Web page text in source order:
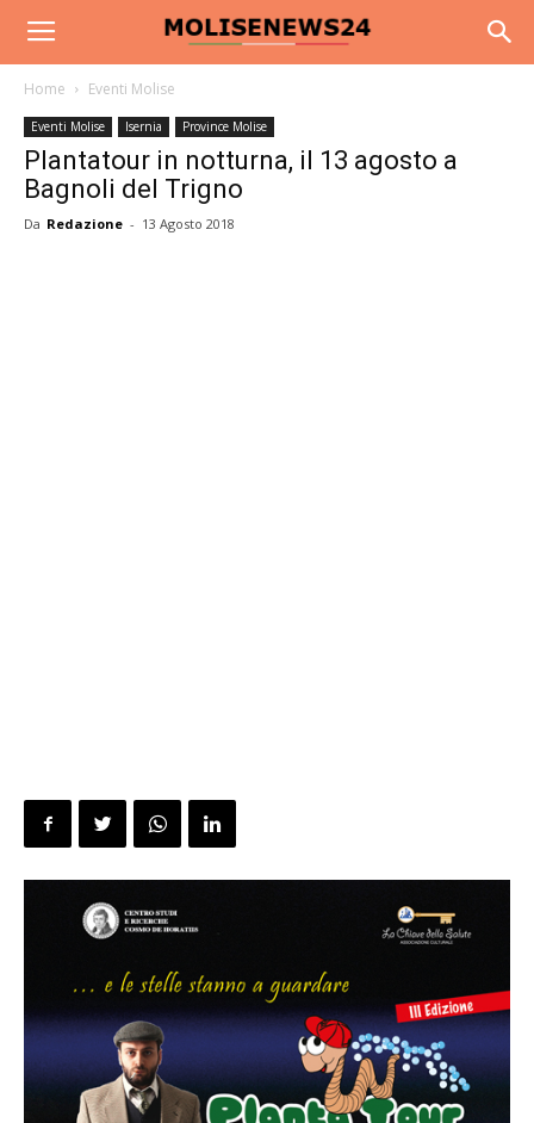
Home Eventi Molise
Eventi Molise Isernia Province Molise
Plantatour in notturna, il 13 agosto a
Bagnoli del Trigno
Da Redazione - 13 Agosto 2018